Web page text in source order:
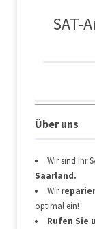
SAT-
Über uns
Wir sind Ihr
Saarland.
Wir
optimal ein!
Rufen Sie